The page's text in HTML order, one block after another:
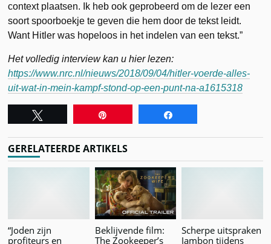
context plaatsen. Ik heb ook geprobeerd om de lezer een
soort spoorboekje te geven die hem door de tekst leidt.
Want Hitler was hopeloos in het indelen van een tekst.”
Het volledig interview kan u hier lezen:
https://www.nrc.nl/nieuws/2018/09/04/hitler-voerde-alles-
uit-wat-in-mein-kampf-stond-op-een-punt-na-a1615318
GERELATEERDE ARTIKELS
“Joden zijn
profiteurs en
Beklijvende film:
The Zookeeper’s
Scherpe uitspraken
Jambon tijdens